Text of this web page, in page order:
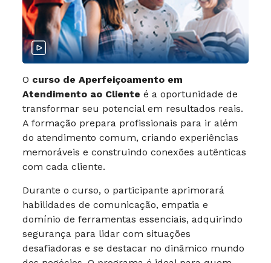
O curso de Aperfeiçoamento em
Atendimento ao Cliente é a oportunidade de
transformar seu potencial em resultados reais.
A formação prepara profissionais para ir além
do atendimento comum, criando experiências
memoráveis e construindo conexões autênticas
com cada cliente.
Durante o curso, o participante aprimorará
habilidades de comunicação, empatia e
domínio de ferramentas essenciais, adquirindo
segurança para lidar com situações
desafiadoras e se destacar no dinâmico mundo